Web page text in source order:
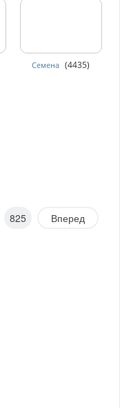
Семена (4435)
825 Вперед